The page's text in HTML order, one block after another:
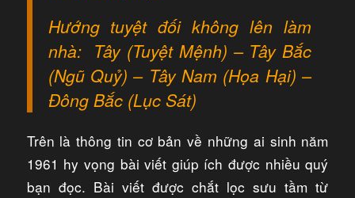
Hướng tuyệt đối không lên làm
nhà: Tây (Tuyệt Mệnh) – Tây Bắc
(Ngũ Quỷ) – Tây Nam (Họa Hại) –
Đông Bắc (Lục Sát)
Trên là thông tin cơ bản về những ai sinh năm
1961 hy vọng bài viết giúp ích được nhiều quý
bạn đọc. Bài viết được chắt lọc sưu tầm từ